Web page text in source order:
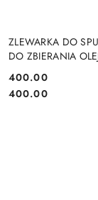
ZLEWARKA DO
DO ZBIERANIA
Cena:
400.00
Cena:
400.00